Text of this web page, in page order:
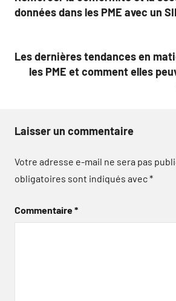
de
données dans les PME avec un
Les dernières tendances en
les PME et comment elles
Laisser un commentaire
Votre adresse e-mail ne sera pas
obligatoires sont indiqués avec*
Commentaire*